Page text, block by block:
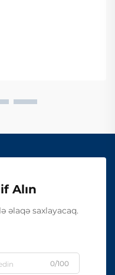
Alın
əlaqə saxlayacaq.
0/100